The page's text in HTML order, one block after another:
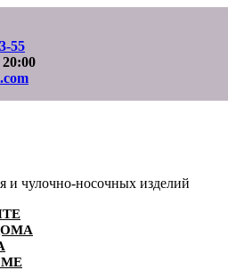
55
20:00
и чулочно-носочных изделий